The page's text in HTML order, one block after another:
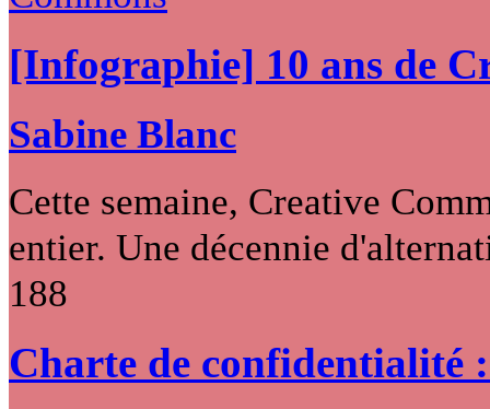
[Infographie] 10 ans de
Sabine Blanc
Cette semaine, Creative
entier. Une décennie
188
Charte de confidentialité